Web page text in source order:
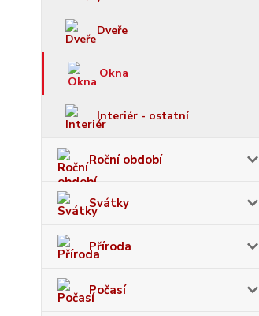
Dveře
Okna
Interiér - ostatní
Roční období
Svátky
Příroda
Počasí